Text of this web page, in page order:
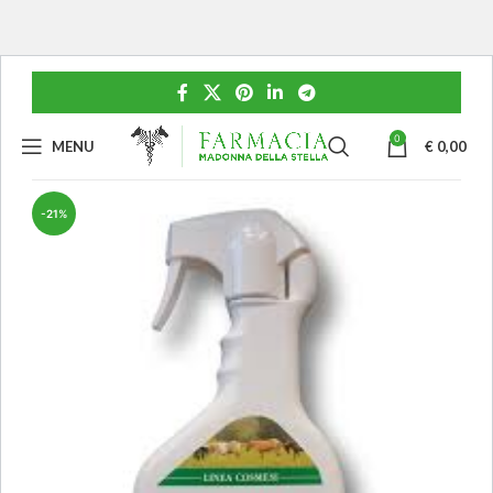
MENU 0 € 0,00
-21%